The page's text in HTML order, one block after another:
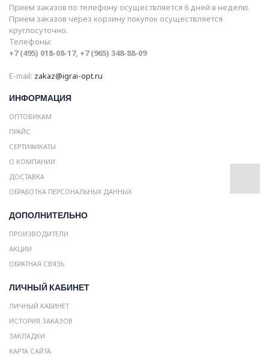
Прием заказов по телефону осуществляется 6 дней в неделю.
Прием заказов через корзину покупок осуществляется
круглосуточно.
Телефоны:
+7 (495) 018-08-17, +7 (965) 348-88-09
E-mail: zakaz@igrai-opt.ru
ИНФОРМАЦИЯ
ОПТОВИКАМ
ПРАЙС
СЕРТИФИКАТЫ
О КОМПАНИИ
ДОСТАВКА
ОБРАБОТКА ПЕРСОНАЛЬНЫХ ДАННЫХ
ДОПОЛНИТЕЛЬНО
ПРОИЗВОДИТЕЛИ
АКЦИИ
ОБРАТНАЯ СВЯЗЬ
ЛИЧНЫЙ КАБИНЕТ
ЛИЧНЫЙ КАБИНЕТ
ИСТОРИЯ ЗАКАЗОВ
ЗАКЛАДКИ
КАРТА САЙТА